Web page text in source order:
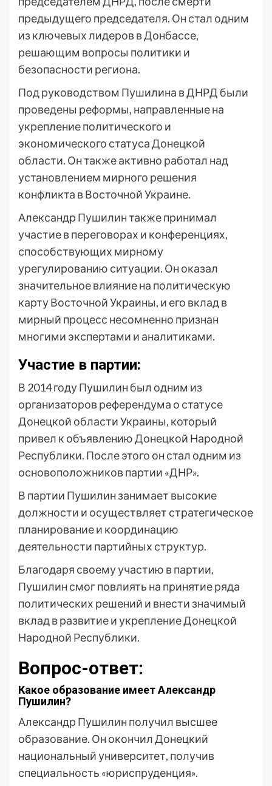
предыдущего председателя. Он стал одним
из ключевых лидеров в Донбассе,
решающим вопросы политики и
безопасности региона.
Под руководством Пушилина в ДНРД были
проведены реформы, направленные на
укрепление политического и
экономического статуса Донецкой
области. Он также активно работал над
установлением мирного решения
конфликта в Восточной Украине.
Александр Пушилин также принимал
участие в переговорах и конференциях,
способствующих мирному
урегулированию ситуации. Он оказал
значительное влияние на политическую
карту Восточной Украины, и его вклад в
мирный процесс несомненно признан
многими экспертами и аналитиками.
Участие в партии:
В 2014 году Пушилин был одним из
организаторов референдума о статусе
Донецкой области Украины, который
привел к объявлению Донецкой Народной
Республики. После этого он стал одним из
основоположников партии «ДНР».
В партии Пушилин занимает высокие
должности и осуществляет стратегическое
планирование и координацию
деятельности партийных структур.
Благодаря своему участию в партии,
Пушилин смог повлиять на принятие ряда
политических решений и внести значимый
вклад в развитие и укрепление Донецкой
Народной Республики.
Вопрос-ответ:
Какое образование имеет Александр
Пушилин?
Александр Пушилин получил высшее
образование. Он окончил Донецкий
национальный университет, получив
специальность «юриспруденция».